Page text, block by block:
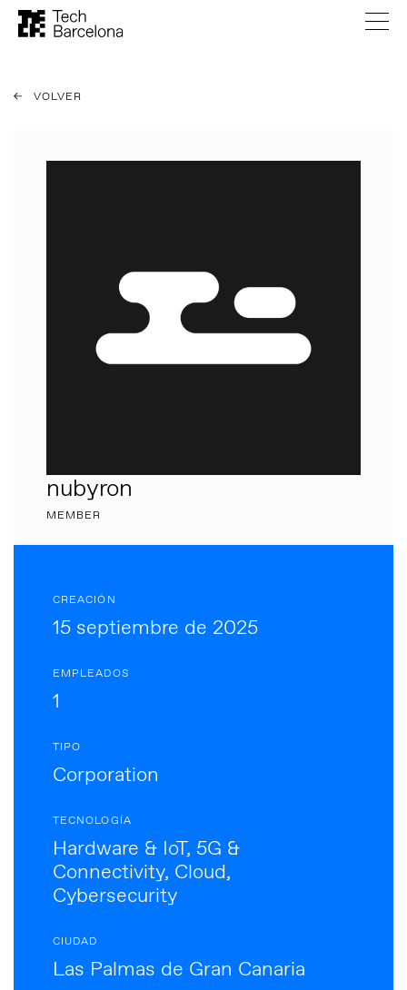
VOLVER
nubyron
MEMBER
CREACIÓN
15 septiembre de 2025
EMPLEADOS
1
TIPO
Corporation
TECNOLOGÍA
Hardware & IoT, 5G &
Connectivity, Cloud,
Cybersecurity
CIUDAD
Las Palmas de Gran Canaria